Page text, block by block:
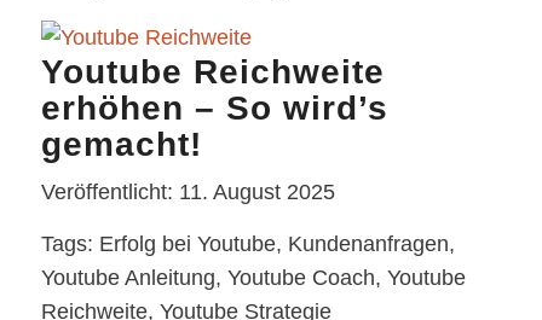
Youtube Reichweite
erhöhen – So wird’s
gemacht!
Veröffentlicht: 11. August 2025
Tags: Erfolg bei Youtube, Kundenanfragen,
Youtube Anleitung, Youtube Coach, Youtube
Reichweite, Youtube Strategie